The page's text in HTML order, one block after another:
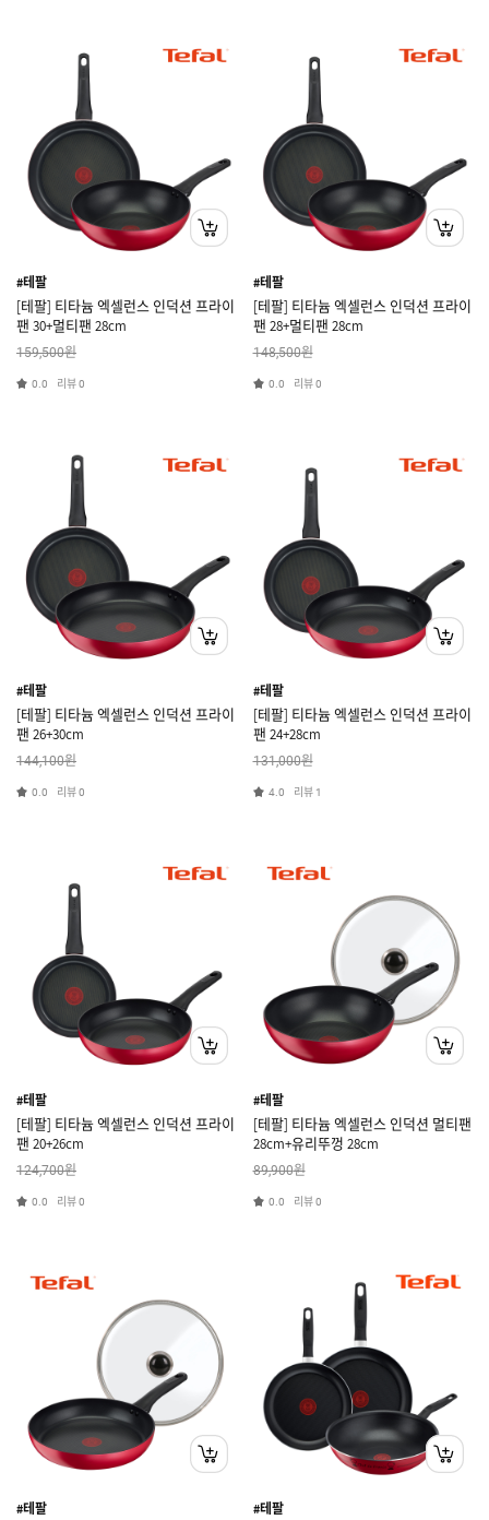
#테팔
[테팔] 티타늄 엑셀런스 인덕션 프라이
팬 30+멀티팬 28cm
159,500원
0.0 리뷰0
#테팔
[테팔] 티타늄 엑셀런스 인덕션 프라이
팬 28+멀티팬 28cm
148,500원
0.0 리뷰0
#테팔
[테팔] 티타늄 엑셀런스 인덕션 프라이
팬 26+30cm
144,100원
0.0 리뷰0
#테팔
[테팔] 티타늄 엑셀런스 인덕션 프라이
팬 24+28cm
131,000원
4.0 리뷰 1
#테팔
[테팔] 티타늄 엑셀런스 인덕션 프라이
팬 20+26cm
124,700원
0.0 리뷰0
#테팔
[테팔] 티타늄 엑셀런스 인덕션 멀티팬
28cm+유리뚜껑 28cm
89,900원
0.0 리뷰0
#테팔 #테팔